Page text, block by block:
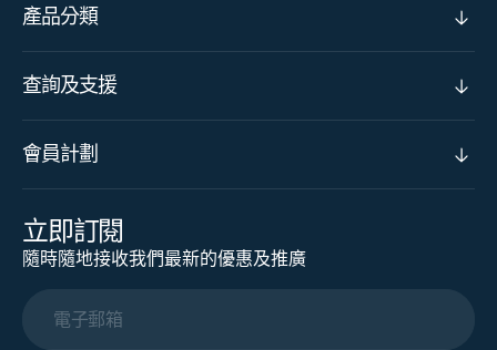
產品分類
查詢及支援
會員計劃
立即訂閱
隨時隨地接收我們最新的優惠及推廣
電子郵箱